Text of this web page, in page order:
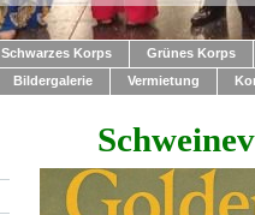
Schwarzes Korps
Grünes Korps
Bildergalerie Vermietung